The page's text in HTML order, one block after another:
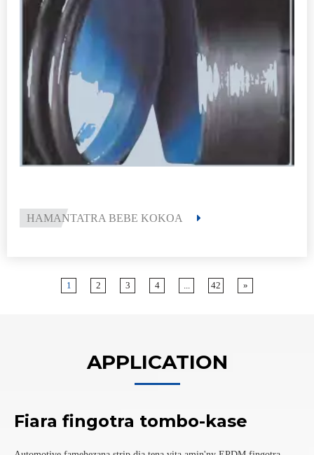
HAMANTATRA BEBE KOKOA
1 2 3 4 ... 42 »
APPLICATION
Fiara fingotra tombo-kase